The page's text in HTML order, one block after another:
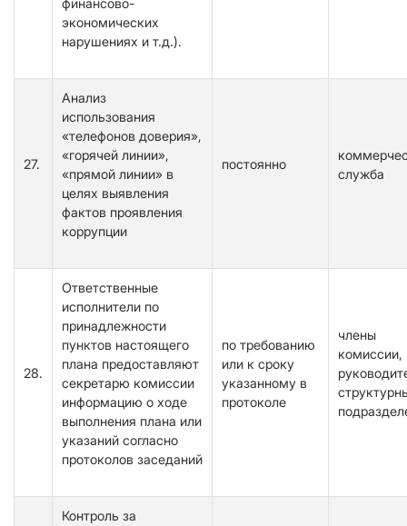
финансово-
экономических
нарушениях и т.д.).
27.
Анализ
использования
«телефонов доверия»,
«горячей линии»,
«прямой линии» в
целях выявления
фактов проявления
коррупции
постоянно
служба
28.
Ответственные
исполнители по
принадлежности
пунктов настоящего
плана предоставляют
секретарю комиссии
информацию о ходе
выполнения плана или
указаний согласно
протоколов заседаний
по требованию
или к сроку
указанному в
протоколе
члены
комиссии,
Контроль за